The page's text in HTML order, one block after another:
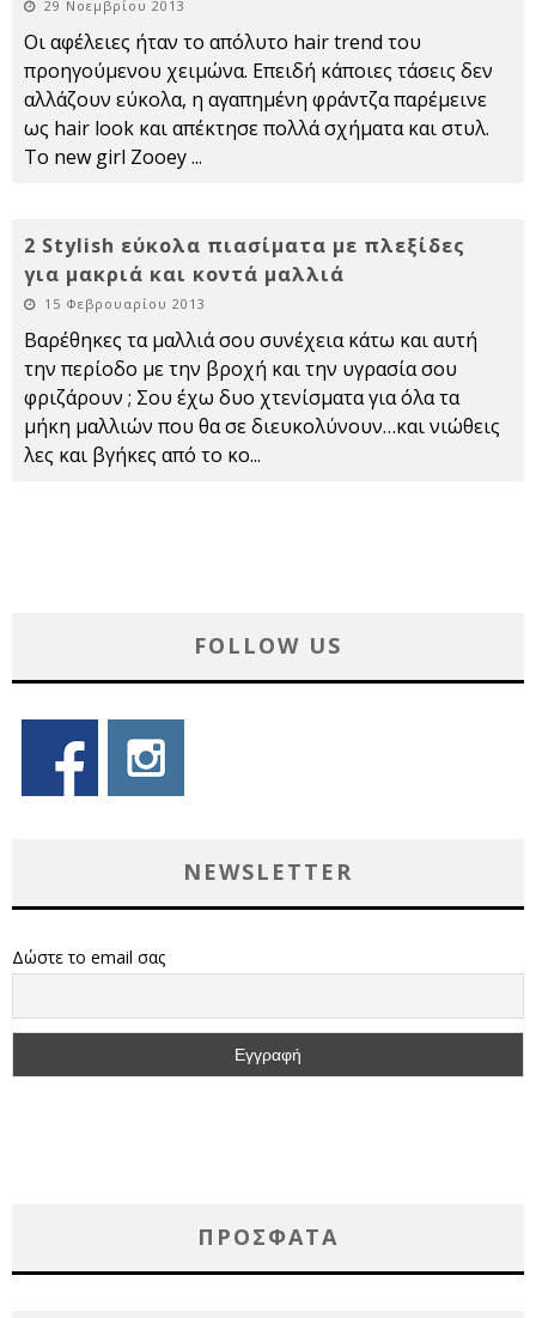
29 Νοεμβρίου 2013
Οι αφέλειες ήταν το απόλυτο hair trend του
προηγούμενου χειμώνα. Επειδή κάποιες τάσεις δεν
αλλάζουν εύκολα, η αγαπημένη φράντζα παρέμεινε
ως hair look και απέκτησε πολλά σχήματα και στυλ.
To new girl Zooey...
2 Stylish εύκολα πιασίματα με πλεξίδες
για μακριά και κοντά μαλλιά
15 Φεβρουαρίου 2013
Βαρέθηκες τα μαλλιά σου συνέχεια κάτω και αυτή
την περίοδο με την βροχή και την υγρασία σου
φριζάρουν ; Σου έχω δυο χτενίσματα για όλα τα
μήκη μαλλιών που θα σε διευκολύνουν…και νιώθεις
λες και βγήκες από το κο...
FOLLOW US
NEWSLETTER
Δώστε το email σας
ΠΡΌΣΦΑΤΑ